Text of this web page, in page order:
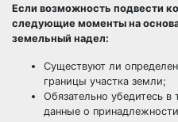
Если возможность подвести
следующие моменты на
земельный надел:
Существуют ли
границы участка земли;
Обязательно убедитесь в
данные о